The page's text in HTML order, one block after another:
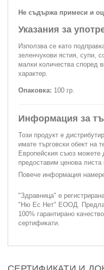
Не съдържа примеси и
Указания за
Използва се като
зеленчукови ястия, супи,
малки количества според
характер.
Опаковка: 100 гр.
Информация за
Този продукт е
имате търговски обект на
Европейския съюз
предоставим ценова листа
Повече информация
"Здравница" е
"Ню Ес Нет" ЕООД.
100% гарантирано
сертификати.